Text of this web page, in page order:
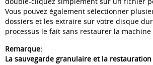
Vous pouvez également sélectionner
dossiers et les extraire sur votre disque
processus le fait sans restaurer la
Remarque:
La sauvegarde granulaire et la